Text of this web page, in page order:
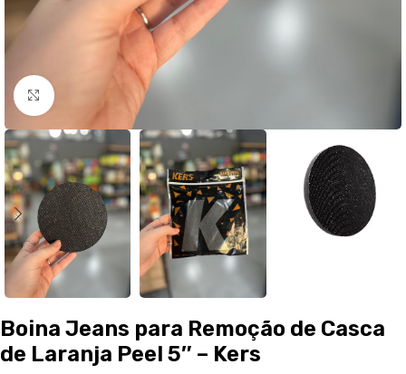
Clique para ampliar
Boina Jeans para Remoção de Casca
de Laranja Peel 5″ – Kers